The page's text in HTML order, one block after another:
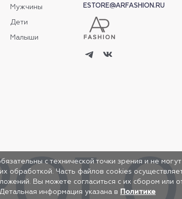
Мужчины
Дети
Малыши
ESTORE@ARFASHION.RU
с технической точки зрения и не
обработкой. Часть файлов cookies
Вы можете согласиться с их сбором или
информация указана в Политике